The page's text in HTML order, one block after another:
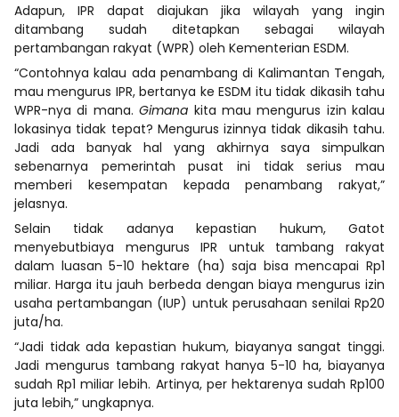
Adapun, IPR dapat diajukan jika wilayah yang ingin
ditambang sudah ditetapkan sebagai wilayah
pertambangan rakyat (WPR) oleh Kementerian ESDM.
“Contohnya kalau ada penambang di Kalimantan Tengah,
mau mengurus IPR, bertanya ke ESDM itu tidak dikasih tahu
WPR-nya di mana. Gimana kita mau mengurus izin kalau
lokasinya tidak tepat? Mengurus izinnya tidak dikasih tahu.
Jadi ada banyak hal yang akhirnya saya simpulkan
sebenarnya pemerintah pusat ini tidak serius mau
memberi kesempatan kepada penambang rakyat,”
jelasnya.
Selain tidak adanya kepastian hukum, Gatot
menyebutbiaya mengurus IPR untuk tambang rakyat
dalam luasan 5-10 hektare (ha) saja bisa mencapai Rp1
miliar. Harga itu jauh berbeda dengan biaya mengurus izin
usaha pertambangan (IUP) untuk perusahaan senilai Rp20
juta/ha.
“Jadi tidak ada kepastian hukum, biayanya sangat tinggi.
Jadi mengurus tambang rakyat hanya 5-10 ha, biayanya
sudah Rp1 miliar lebih. Artinya, per hektarenya sudah Rp100
juta lebih,” ungkapnya.